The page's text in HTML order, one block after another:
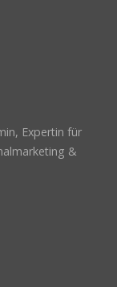
Expertin für
&